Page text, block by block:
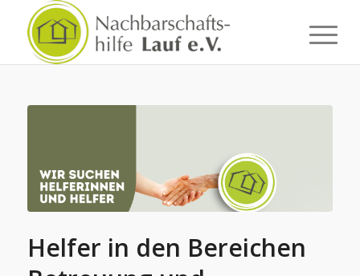
Helfer in den Bereichen